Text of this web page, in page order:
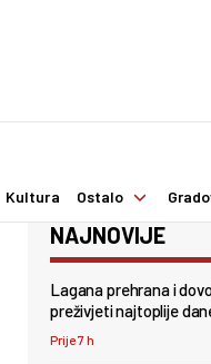
Kultura Ostalo
NAJNOVIJE
Lagana prehrana i
preživjeti najtoplije
Prije 7 h